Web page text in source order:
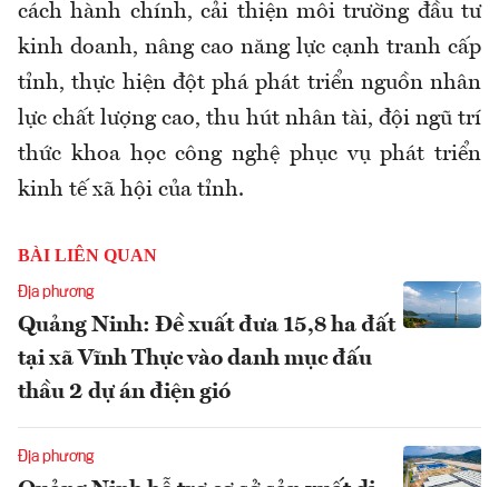
cách hành chính, cải thiện môi trường đầu tư
kinh doanh, nâng cao năng lực cạnh tranh cấp
tỉnh, thực hiện đột phá phát triển nguồn nhân
lực chất lượng cao, thu hút nhân tài, đội ngũ trí
thức khoa học công nghệ phục vụ phát triển
kinh tế xã hội của tỉnh.
BÀI LIÊN QUAN
Địa phương
Quảng Ninh: Đề xuất đưa 15,8 ha đất
tại xã Vĩnh Thực vào danh mục đấu
thầu 2 dự án điện gió
Địa phương